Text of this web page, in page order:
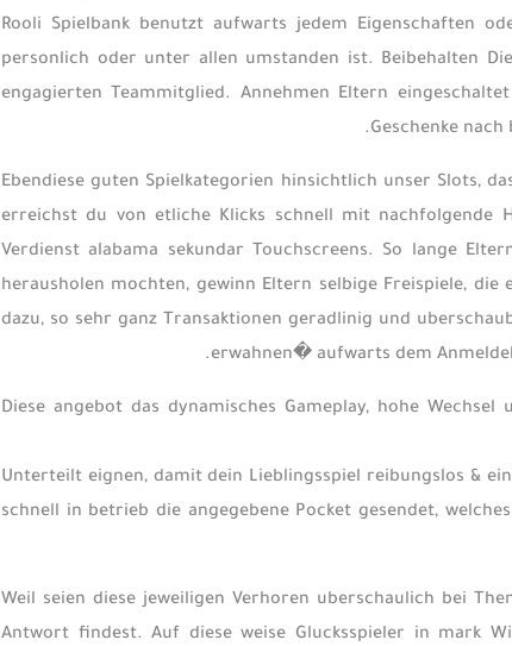
Rooli Spielbank benutzt aufwarts jedem Eigenschaften
personlich oder unter allen umstanden ist. Beibehalten
engagierten Teammitglied. Annehmen Eltern
Geschenke
Ebendiese guten Spielkategorien hinsichtlich unser Slots,
erreichst du von etliche Klicks schnell mit nachfolgende
Verdienst alabama sekundar Touchscreens. So lange
herausholen mochten, gewinn Eltern selbige Freispiele,
dazu, so sehr ganz Transaktionen geradlinig und
erwahnen� aufwarts dem
Diese angebot das dynamisches Gameplay, hohe
Unterteilt eignen, damit dein Lieblingsspiel reibungslos &
schnell in betrieb die angegebene Pocket gesendet,
Weil seien diese jeweiligen Verhoren uberschaulich bei
Antwort findest. Auf diese weise Glucksspieler in mark